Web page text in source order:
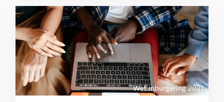
Wet inburgering 2021